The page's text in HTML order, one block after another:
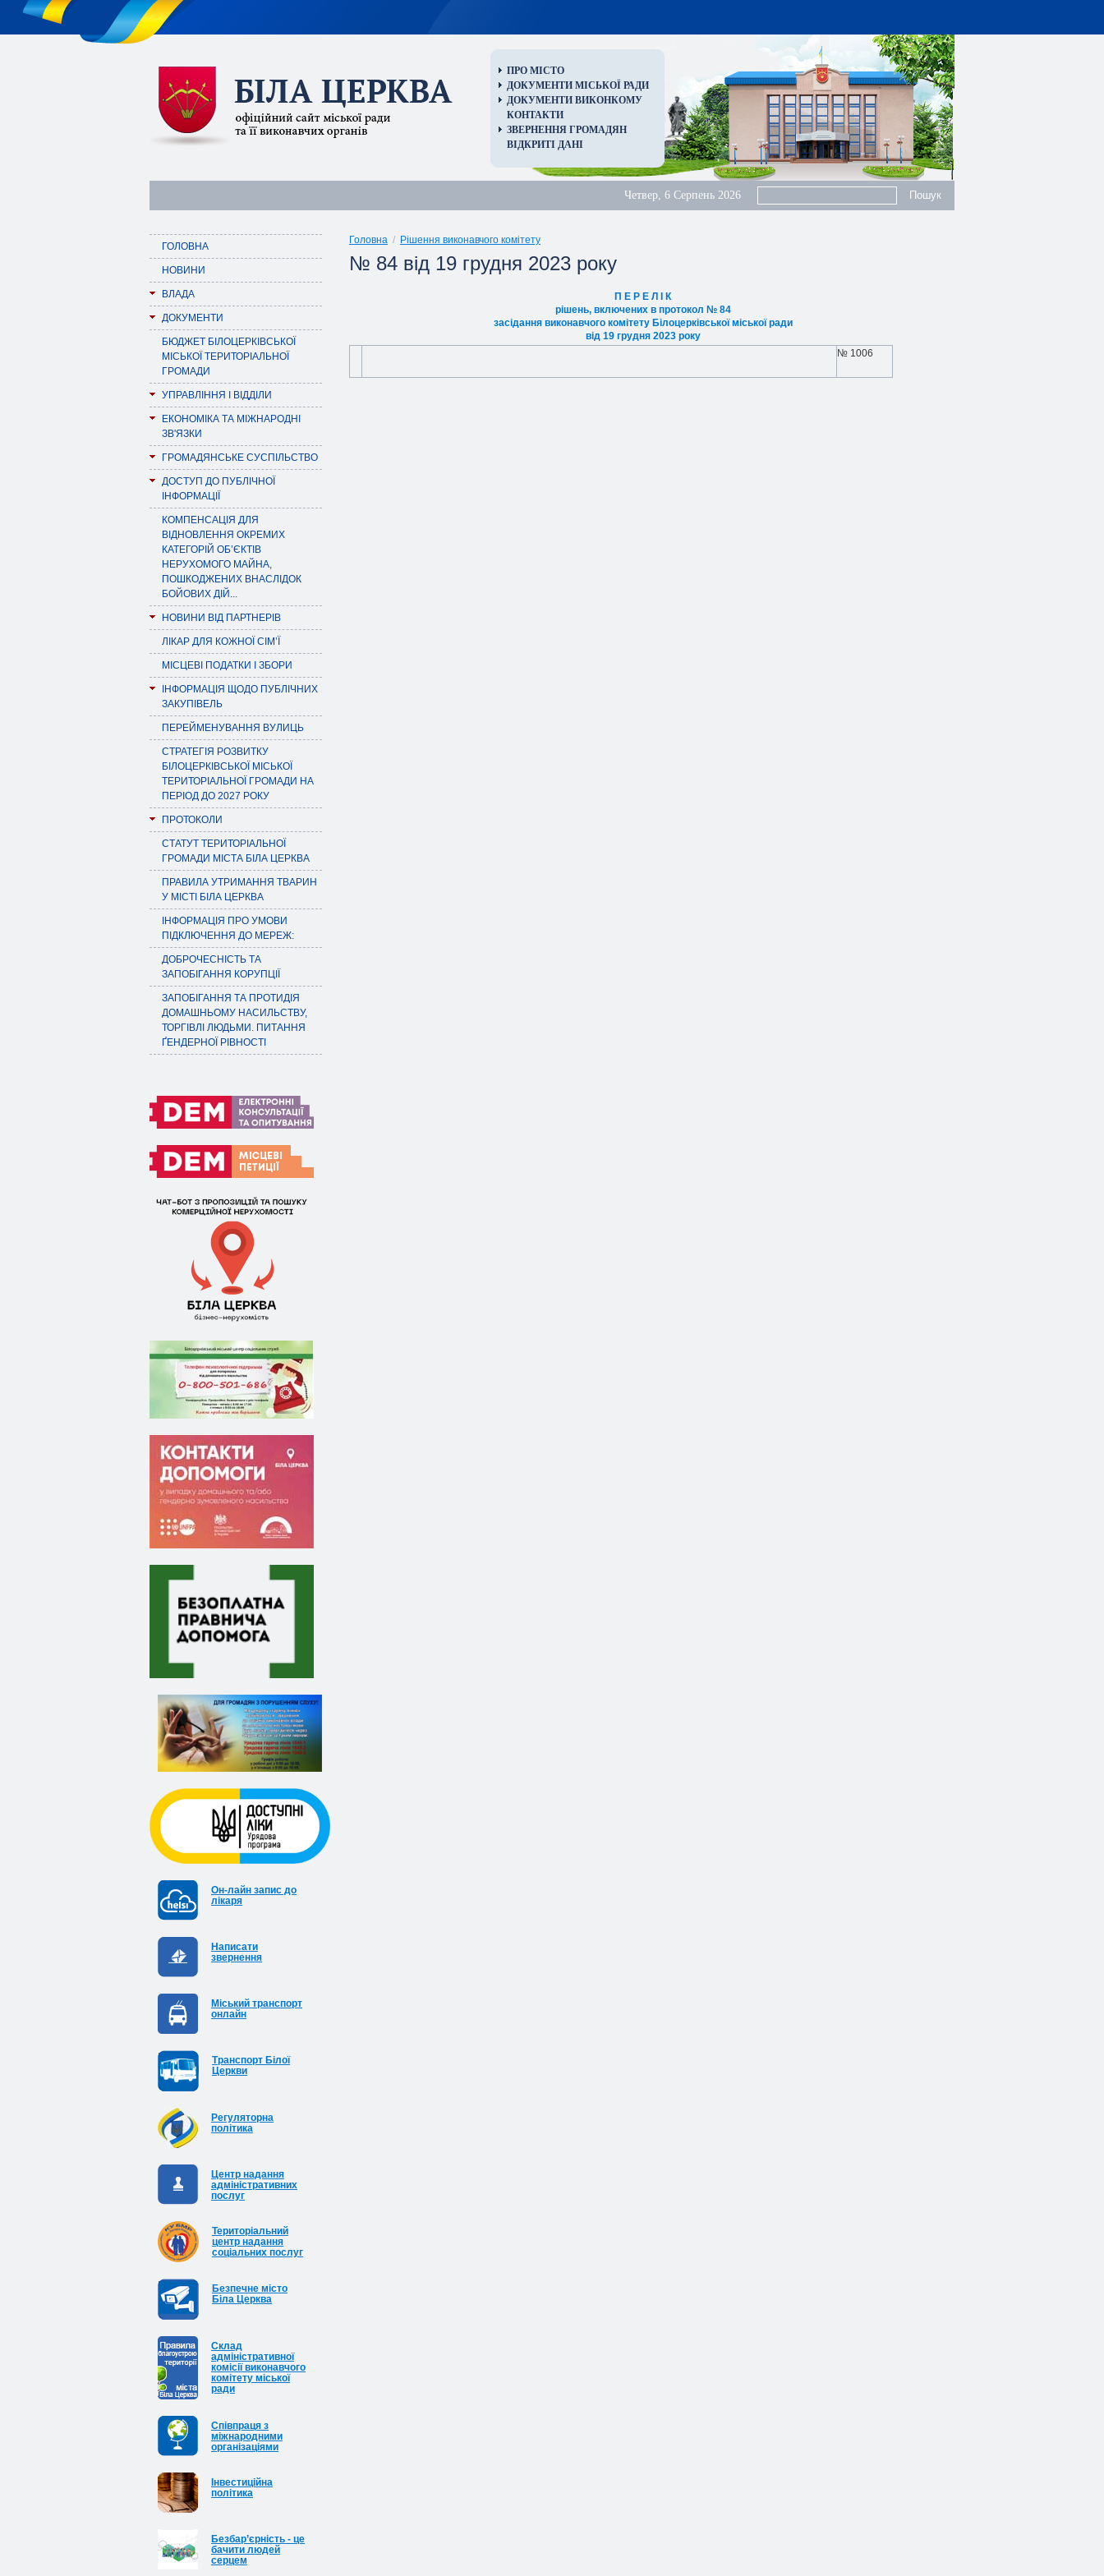
ПРО МІСТО
ДОКУМЕНТИ МІСЬКОЇ РАДИ
ДОКУМЕНТИ ВИКОНКОМУ
КОНТАКТИ
ЗВЕРНЕННЯ ГРОМАДЯН
ВІДКРИТІ ДАНІ
Четвер, 6 Серпень 2026
ГОЛОВНА
НОВИНИ
ВЛАДА
ДОКУМЕНТИ
БЮДЖЕТ БІЛОЦЕРКІВСЬКОЇ
МІСЬКОЇ ТЕРИТОРІАЛЬНОЇ
ГРОМАДИ
УПРАВЛІННЯ І ВІДДІЛИ
ЕКОНОМІКА ТА МІЖНАРОДНІ
ЗВ'ЯЗКИ
ГРОМАДЯНСЬКЕ СУСПІЛЬСТВО
ДОСТУП ДО ПУБЛІЧНОЇ
ІНФОРМАЦІЇ
КОМПЕНСАЦІЯ ДЛЯ
ВІДНОВЛЕННЯ ОКРЕМИХ
КАТЕГОРІЙ ОБ’ЄКТІВ
НЕРУХОМОГО МАЙНА,
ПОШКОДЖЕНИХ ВНАСЛІДОК
БОЙОВИХ ДІЙ...
НОВИНИ ВІД ПАРТНЕРІВ
ЛІКАР ДЛЯ КОЖНОЇ СІМ’Ї
МІСЦЕВІ ПОДАТКИ І ЗБОРИ
ІНФОРМАЦІЯ ЩОДО ПУБЛІЧНИХ
ЗАКУПІВЕЛЬ
ПЕРЕЙМЕНУВАННЯ ВУЛИЦЬ
СТРАТЕГІЯ РОЗВИТКУ
БІЛОЦЕРКІВСЬКОЇ МІСЬКОЇ
ТЕРИТОРІАЛЬНОЇ ГРОМАДИ НА
ПЕРІОД ДО 2027 РОКУ
ПРОТОКОЛИ
СТАТУТ ТЕРИТОРІАЛЬНОЇ
ГРОМАДИ МІСТА БІЛА ЦЕРКВА
ПРАВИЛА УТРИМАННЯ ТВАРИН
У МІСТІ БІЛА ЦЕРКВА
ІНФОРМАЦІЯ ПРО УМОВИ
ПІДКЛЮЧЕННЯ ДО МЕРЕЖ:
ДОБРОЧЕСНІСТЬ ТА
ЗАПОБІГАННЯ КОРУПЦІЇ
ЗАПОБІГАННЯ ТА ПРОТИДІЯ
ДОМАШНЬОМУ НАСИЛЬСТВУ,
ТОРГІВЛІ ЛЮДЬМИ. ПИТАННЯ
ҐЕНДЕРНОЇ РІВНОСТІ
Он-лайн запис до
лікаря
Написати
звернення
Міський транспорт
онлайн
Транспорт Білої
Церкви
Регуляторна
політика
Центр надання
адміністративних
послуг
Територіальний
центр надання
соціальних послуг
Безпечне місто
Біла Церква
Cклад
адміністративної
комісії виконавчого
комітету міської
ради
Співпраця з
міжнародними
організаціями
Інвестиційна
політика
Безбар’єрність - це
бачити людей
серцем
Головна / Рішення виконавчого комітету
№ 84 від 19 грудня 2023 року
П Е Р Е Л I К
piшень, включених в протокол № 84
засідання виконавчого комітету Білоцерківської міської ради
від 19 грудня 2023 року
№ 1006